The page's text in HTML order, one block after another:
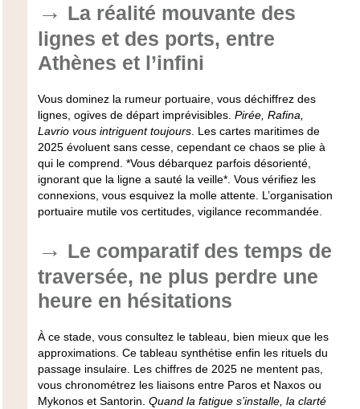
La réalité mouvante des
lignes et des ports, entre
Athènes et l’infini
Vous dominez la rumeur portuaire, vous déchiffrez des
lignes, ogives de départ imprévisibles. Pirée, Rafina,
Lavrio vous intriguent toujours. Les cartes maritimes de
2025 évoluent sans cesse, cependant ce chaos se plie à
qui le comprend. *Vous débarquez parfois désorienté,
ignorant que la ligne a sauté la veille*. Vous vérifiez les
connexions, vous esquivez la molle attente. L’organisation
portuaire mutile vos certitudes, vigilance recommandée.
Le comparatif des temps de
traversée, ne plus perdre une
heure en hésitations
À ce stade, vous consultez le tableau, bien mieux que les
approximations. Ce tableau synthétise enfin les rituels du
passage insulaire. Les chiffres de 2025 ne mentent pas,
vous chronométrez les liaisons entre Paros et Naxos ou
Mykonos et Santorin. Quand la fatigue s’installe, la clarté